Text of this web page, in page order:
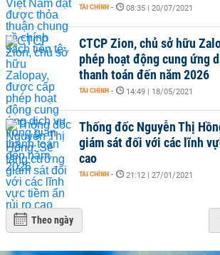
TÀI CHÍNH - 08:35 | 20/07/2021
CTCP Zion, chủ sở hữu
phép hoạt động cung ứng
thanh toán đến năm 2026
TÀI CHÍNH - 14:49 | 18/05/2021
Thống đốc Nguyễn Thị
giám sát đối với các lĩnh
cao
TÀI CHÍNH - 21:12 | 27/01/2021
Theo ngày